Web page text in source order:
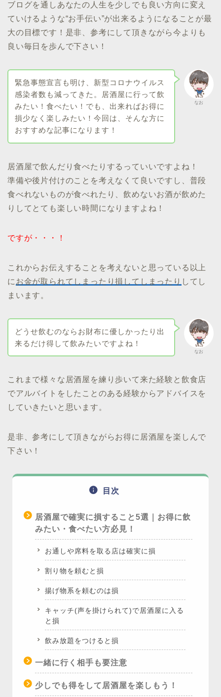
ブログを通しあなたの人生を少しでも良い方向に変え
ていけるような“お手伝い”が出来るようになることが最
大の目標です！是非、参考にして頂きながら今よりも
良い毎日を歩んで下さい！
なお
緊急事態宣言も明け、新型コロナウイルス
感染者数も減ってきた。居酒屋に行って飲
みたい！食べたい！でも、出来ればお得に
損少なく楽しみたい！今回は、そんな方に
おすすめな記事になります！
居酒屋で飲んだり食べたりするっていいですよね！
準備や後片付けのことを考えなくて良いですし、普段
食べれないものが食べれたり、飲めないお酒が飲めた
りしてとても楽しい時間になりますよね！
ですが・・・！
これからお伝えすることを考えないと思っている以上
に お金が取られてしまったり損してしまったり してし
まいます。
なお
どうせ飲むのならお財布に優しかったり出
来るだけ得して飲みたいですよね！
これまで様々な居酒屋を練り歩いて来た経験と飲食店
でアルバイトをしたことのある経験からアドバイスを
していきたいと思います。
是非、参考にして頂きながらお得に居酒屋を楽しんで
下さい！
目次
居酒屋で確実に損すること5選｜お得に飲
みたい・食べたい方必見！
お通しや席料を取る店は確実に損
割り物を頼むと損
揚げ物系を頼むのは損
キャッチ(声を掛けられて)で居酒屋に入る
と損
飲み放題をつけると損
一緒に行く相手も要注意
少しでも得をして居酒屋を楽しもう！